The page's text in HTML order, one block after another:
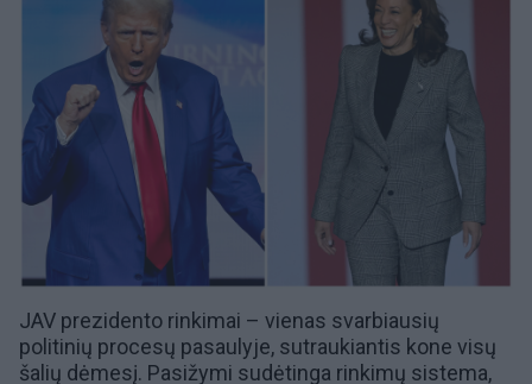
JAV prezidento rinkimai – vienas svarbiausių
politinių procesų pasaulyje, sutraukiantis kone visų
šalių dėmesį. Pasižymi sudėtinga rinkimų sistema,